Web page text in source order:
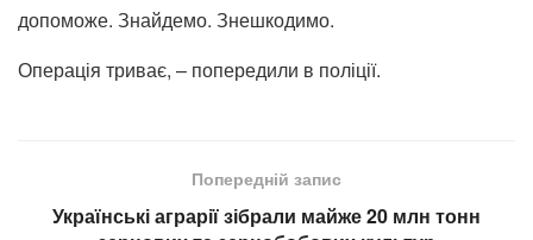
допоможе. Знайдемо. Знешкодимо.
Операція триває, – попередили в поліції.
Попередній запис
Українські аграрії зібрали майже 20 млн тонн